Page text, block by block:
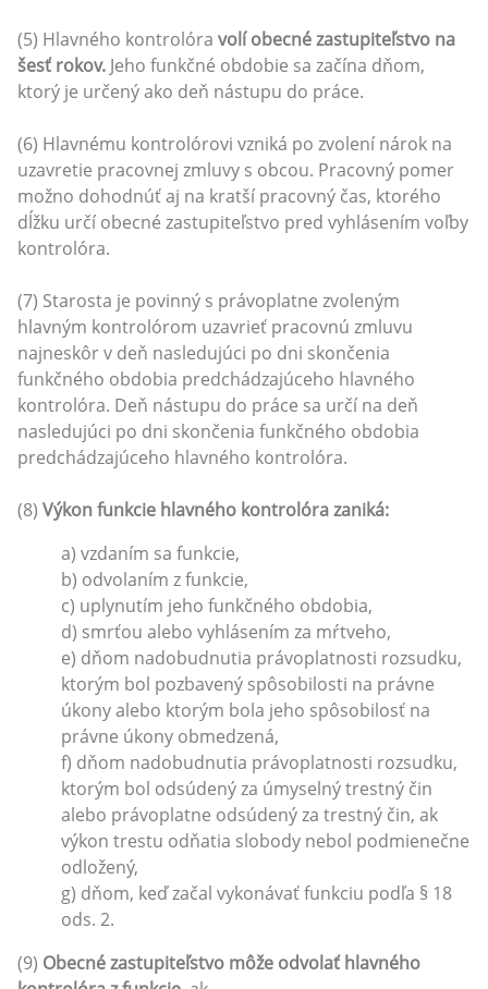
(5) Hlavného kontrolóra volí obecné zastupiteľstvo na
šesť rokov. Jeho funkčné obdobie sa začína dňom,
ktorý je určený ako deň nástupu do práce.
(6) Hlavnému kontrolórovi vzniká po zvolení nárok na
uzavretie pracovnej zmluvy s obcou. Pracovný pomer
možno dohodnúť aj na kratší pracovný čas, ktorého
dĺžku určí obecné zastupiteľstvo pred vyhlásením voľby
kontrolóra.
(7) Starosta je povinný s právoplatne zvoleným
hlavným kontrolórom uzavrieť pracovnú zmluvu
najneskôr v deň nasledujúci po dni skončenia
funkčného obdobia predchádzajúceho hlavného
kontrolóra. Deň nástupu do práce sa určí na deň
nasledujúci po dni skončenia funkčného obdobia
predchádzajúceho hlavného kontrolóra.
(8) Výkon funkcie hlavného kontrolóra zaniká:
a) vzdaním sa funkcie,
b) odvolaním z funkcie,
c) uplynutím jeho funkčného obdobia,
d) smrťou alebo vyhlásením za mŕtveho,
e) dňom nadobudnutia právoplatnosti rozsudku,
ktorým bol pozbavený spôsobilosti na právne
úkony alebo ktorým bola jeho spôsobilosť na
právne úkony obmedzená,
f) dňom nadobudnutia právoplatnosti rozsudku,
ktorým bol odsúdený za úmyselný trestný čin
alebo právoplatne odsúdený za trestný čin, ak
výkon trestu odňatia slobody nebol podmienečne
odložený,
g) dňom, keď začal vykonávať funkciu podľa § 18
ods. 2.
(9) Obecné zastupiteľstvo môže odvolať hlavného